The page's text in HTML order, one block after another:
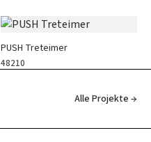
PUSH Treteimer
48210
Alle Projekte →